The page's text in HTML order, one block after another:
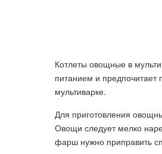
Котлеты овощные в
питанием и предпочитает
мультиварке.
Для приготовления
Овощи следует мелко
фарш нужно приправить